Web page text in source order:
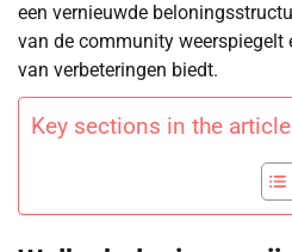
een vernieuwde
van de community weerspiegelt
van verbeteringen biedt.
Key sections in the